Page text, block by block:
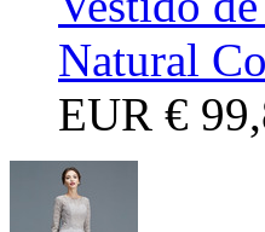
Natural
EUR €